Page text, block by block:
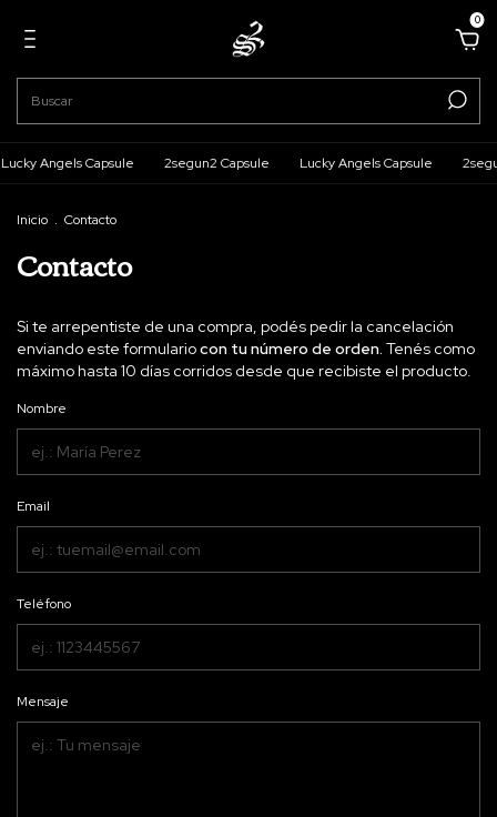
0
Angels Capsule 2segun2 Capsule Lucky Angels Capsule
Inicio . Contacto
Contacto
Si te arrepentiste de una compra, podés pedir la cancelación
enviando este formulariocon tu número de orden. Tenés como
máximo hasta 10 días corridos desde que recibiste el producto.
Nombre
Email
Teléfono
Mensaje